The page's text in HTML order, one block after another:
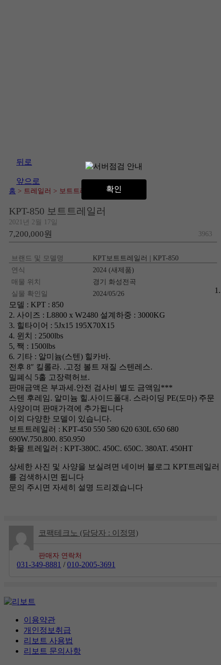
확인
뒤로
앞으로
홈 > 트레일러 > 보트트레일러
KPT-850 보트트레일러
2021년 2월 17일
7,200,000원 3963
브랜드 및 모델명
KPT보트트레일러 | KPT-850
연식
2024 (새제품)
매물 위치
경기 화성전곡
실물 확인일
2024/05/26
1.
모델 : KPT : 850
2. 사이즈 : L8800 x W2480 설계하중 : 3000KG
3. 힐타이어 : 5Jx15 195X70X15
4. 윈치 : 2500lbs
5, 짹 : 1500lbs
6. 기타 : 알미늄(스텐) 힐카바.
전후 8″ 킬롤라. .고정 볼트 재질 스텐레스.
밀폐식 5홀 고장력허브.
판매금액은 부과세.안전 검사비 별도 금액임***
스텐 후레임. 알미늄 힐.사이드폴대. 스라이딩 PE(도마) 주문
사양이며 판매가격에 추가됩니다
이외 다양한 모델이 있습니다.
보트트레일러 : KPT-450 550 580 620 630L 650 680
690W.750.800. 850.950
화물 트레일러 : KPT-380C. 450C. 650C. 380AT. 450HT
상세한 사진 및 사양을 보실려면 네이버 블로그 KPT트레일러
를 검색하시면 됩니다
문의 주시면 자세히 설명 드리겠습니다
코팩테크노 (담당자 : 이정명)
판매자 연락처
031-349-8881 /010-2005-3691
이용약관
개인정보취급
리보트 사용법
리보트 문의사항